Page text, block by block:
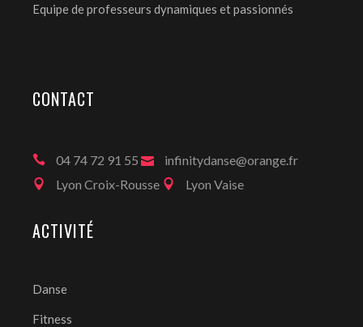
Equipe de professeurs dynamiques et passionnés
CONTACT
04 74 72 91 55
infinitydanse@orange.fr
Lyon Croix-Rousse
Lyon Vaise
ACTIVITÉ
Danse
Fitness